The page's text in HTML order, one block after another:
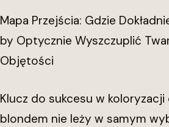
Mapa Przejścia: Gdzie
by Optycznie Wyszczuplić
Objętości
Klucz do sukcesu w
blondem nie leży w samym